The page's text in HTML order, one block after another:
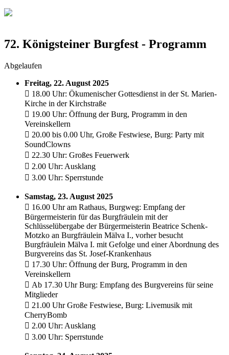
72. Königsteiner Burgfest - Programm
Abgelaufen
Freitag, 22. August 2025
 18.00 Uhr: Ökumenischer Gottesdienst in der St. Marien-
Kirche in der Kirchstraße
 19.00 Uhr: Öffnung der Burg, Programm in den
Vereinskellern
 20.00 bis 0.00 Uhr, Große Festwiese, Burg: Party mit
SoundClowns
 22.30 Uhr: Großes Feuerwerk
 2.00 Uhr: Ausklang
 3.00 Uhr: Sperrstunde
Samstag, 23. August 2025
 16.00 Uhr am Rathaus, Burgweg: Empfang der
Bürgermeisterin für das Burgfräulein mit der
Schlüsselübergabe der Bürgermeisterin Beatrice Schenk-
Motzko an Burgfräulein Mälva I., vorher besucht
Burgfräulein Mälva I. mit Gefolge und einer Abordnung des
Burgvereins das St. Josef-Krankenhaus
 17.30 Uhr: Öffnung der Burg, Programm in den
Vereinskellern
 Ab 17.30 Uhr Burg: Empfang des Burgvereins für seine
Mitglieder
 21.00 Uhr Große Festwiese, Burg: Livemusik mit
CherryBomb
 2.00 Uhr: Ausklang
 3.00 Uhr: Sperrstunde